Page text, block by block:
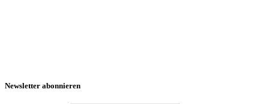
Newsletter abonnieren